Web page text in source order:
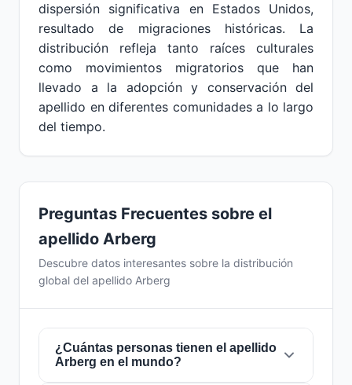
dispersión significativa en Estados Unidos,
resultado de migraciones históricas. La
distribución refleja tanto raíces culturales
como movimientos migratorios que han
llevado a la adopción y conservación del
apellido en diferentes comunidades a lo largo
del tiempo.
Preguntas Frecuentes sobre el
apellido Arberg
Descubre datos interesantes sobre la distribución
global del apellido Arberg
¿Cuántas personas tienen el apellido
Arberg en el mundo?